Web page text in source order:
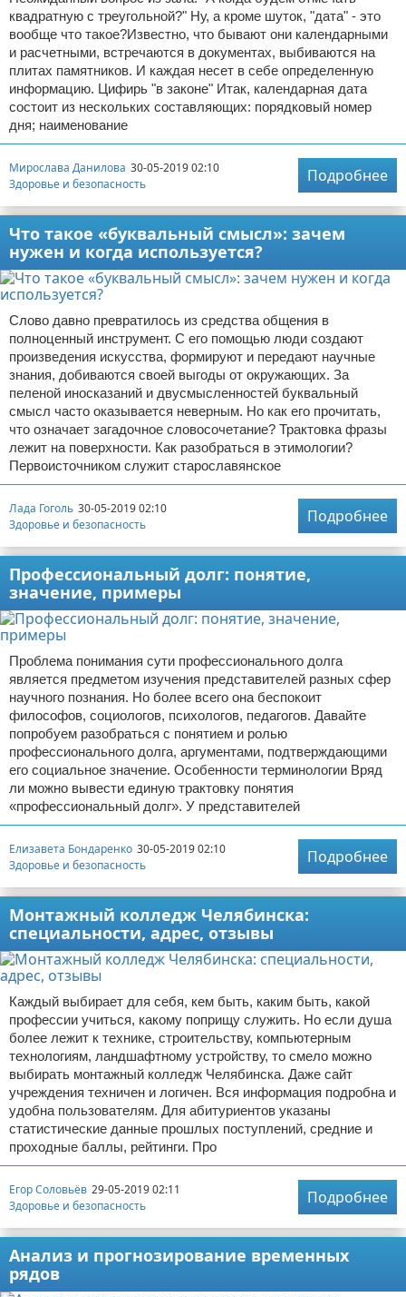
квадратную с треугольной?" Ну, а кроме шуток, "дата" - это
вообще что такое?Известно, что бывают они календарными
и расчетными, встречаются в документах, выбиваются на
плитах памятников. И каждая несет в себе определенную
информацию. Цифирь "в законе" Итак, календарная дата
состоит из нескольких составляющих: порядковый номер
дня; наименование
Мирослава Данилова 30-05-2019 02:10
Здоровье и безопасность
Подробнее
Что такое «буквальный смысл»: зачем
нужен и когда используется?
Слово давно превратилось из средства общения в
полноценный инструмент. С его помощью люди создают
произведения искусства, формируют и передают научные
знания, добиваются своей выгоды от окружающих. За
пеленой иносказаний и двусмысленностей буквальный
смысл часто оказывается неверным. Но как его прочитать,
что означает загадочное словосочетание? Трактовка фразы
лежит на поверхности. Как разобраться в этимологии?
Первоисточником служит старославянское
Лада Гоголь 30-05-2019 02:10
Здоровье и безопасность
Подробнее
Профессиональный долг: понятие,
значение, примеры
Проблема понимания сути профессионального долга
является предметом изучения представителей разных сфер
научного познания. Но более всего она беспокоит
философов, социологов, психологов, педагогов. Давайте
попробуем разобраться с понятием и ролью
профессионального долга, аргументами, подтверждающими
его социальное значение. Особенности терминологии Вряд
ли можно вывести единую трактовку понятия
«профессиональный долг». У представителей
Елизавета Бондаренко 30-05-2019 02:10
Здоровье и безопасность
Подробнее
Монтажный колледж Челябинска:
специальности, адрес, отзывы
Каждый выбирает для себя, кем быть, каким быть, какой
профессии учиться, какому поприщу служить. Но если душа
более лежит к технике, строительству, компьютерным
технологиям, ландшафтному устройству, то смело можно
выбирать монтажный колледж Челябинска. Даже сайт
учреждения техничен и логичен. Вся информация подробна и
удобна пользователям. Для абитуриентов указаны
статистические данные прошлых поступлений, средние и
проходные баллы, рейтинги. Про
Егор Соловьёв 29-05-2019 02:11
Здоровье и безопасность
Подробнее
Анализ и прогнозирование временных
рядов